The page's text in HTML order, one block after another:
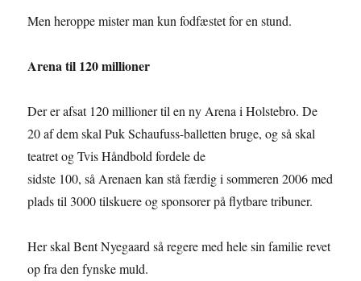
Men heroppe mister man kun fodfæstet for en stund.
Arena til 120 millioner
Der er afsat 120 millioner til en ny Arena i Holstebro. De
20 af dem skal Puk Schaufuss-balletten bruge, og så skal
teatret og Tvis Håndbold fordele de
sidste 100, så Arenaen kan stå færdig i sommeren 2006 med
plads til 3000 tilskuere og sponsorer på flytbare tribuner.
Her skal Bent Nyegaard så regere med hele sin familie revet
op fra den fynske muld.